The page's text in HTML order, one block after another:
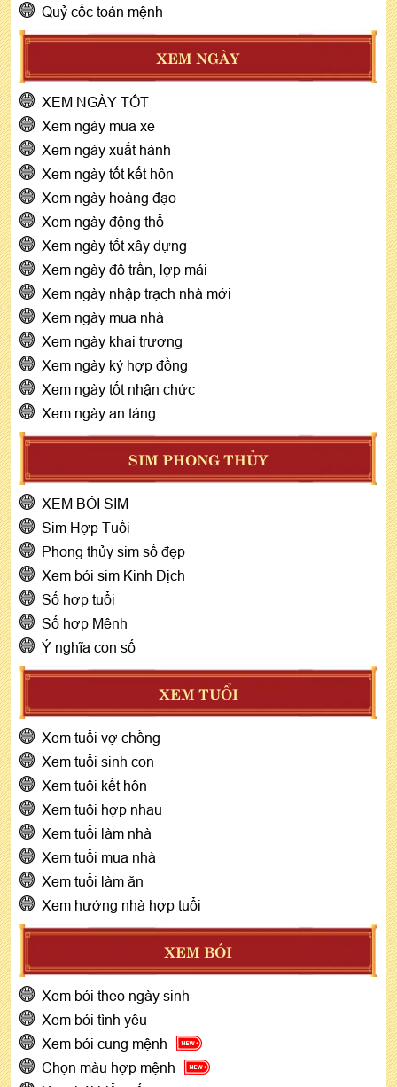
Quỷ cốc toán mệnh
XEM NGÀY
XEM NGÀY TỐT
Xem ngày mua xe
Xem ngày xuất hành
Xem ngày tốt kết hôn
Xem ngày hoàng đạo
Xem ngày động thổ
Xem ngày tốt xây dựng
Xem ngày đổ trần, lợp mái
Xem ngày nhập trạch nhà mới
Xem ngày mua nhà
Xem ngày khai trương
Xem ngày ký hợp đồng
Xem ngày tốt nhận chức
Xem ngày an táng
SIM PHONG THỦY
XEM BÓI SIM
Sim Hợp Tuổi
Phong thủy sim số đẹp
Xem bói sim Kinh Dịch
Số hợp tuổi
Số hợp Mệnh
Ý nghĩa con số
XEM TUỔI
Xem tuổi vợ chồng
Xem tuổi sinh con
Xem tuổi kết hôn
Xem tuổi hợp nhau
Xem tuổi làm nhà
Xem tuổi mua nhà
Xem tuổi làm ăn
Xem hướng nhà hợp tuổi
XEM BÓI
Xem bói theo ngày sinh
Xem bói tình yêu
Xem bói cung mệnh
Chọn màu hợp mệnh